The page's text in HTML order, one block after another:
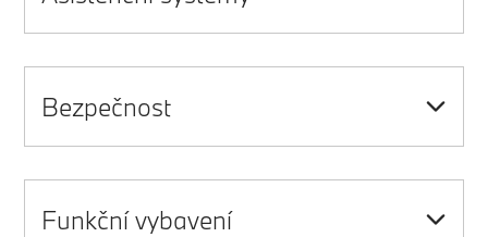
Bezpečnost
Funkční vybavení